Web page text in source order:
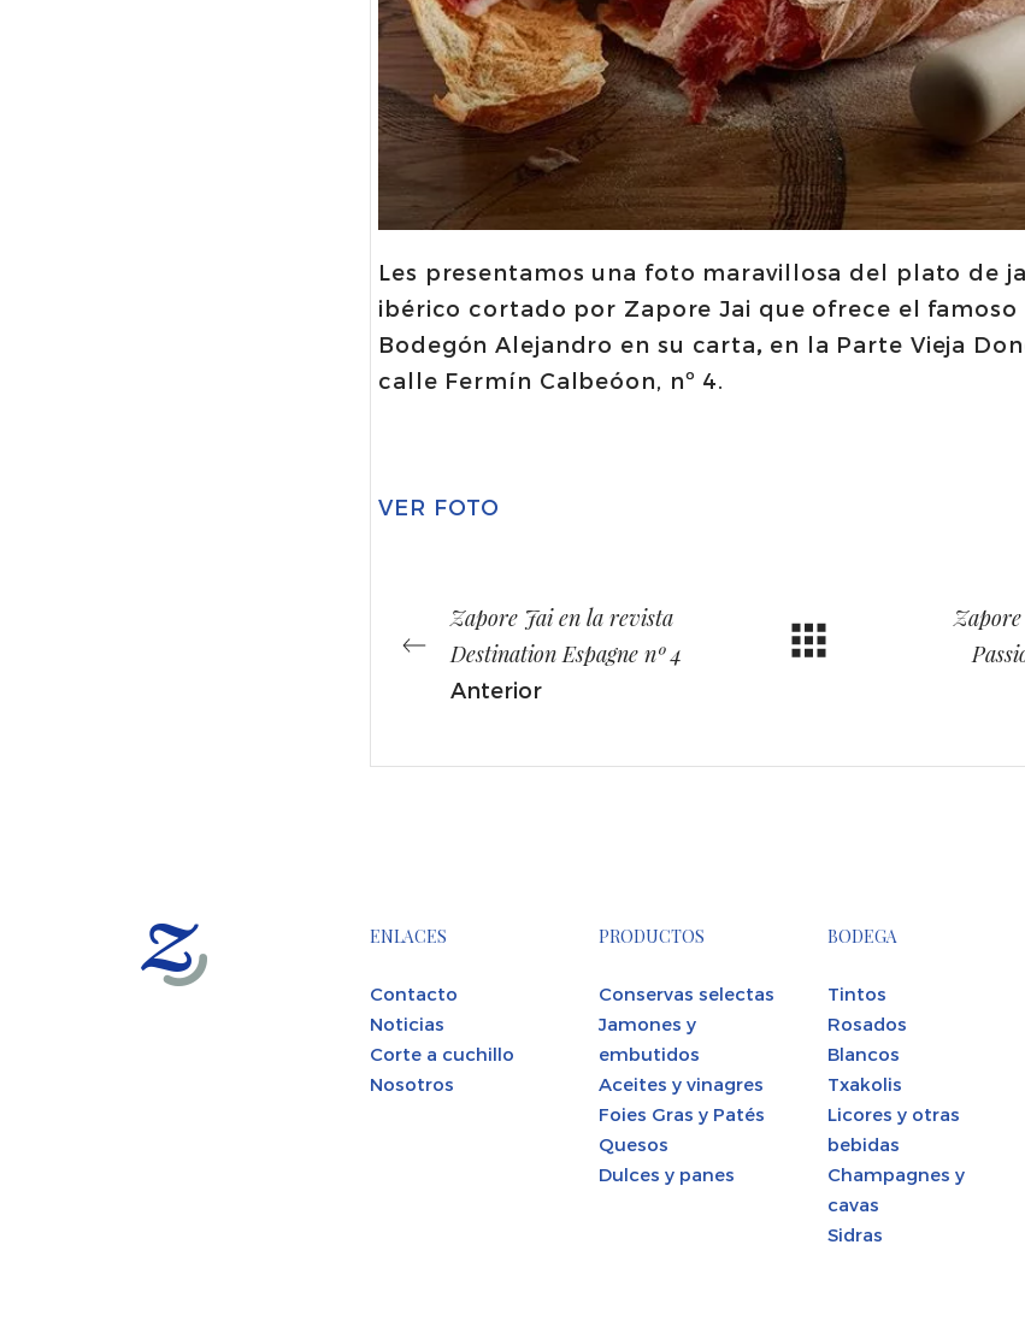
Les presentamos una foto maravillosa del plato de
ibérico cortado por Zapore Jai que ofrece el
Bodegón Alejandro en su carta, en la Parte Vieja
calle Fermín Calbeóon, nº 4.
VER FOTO
Zapore Jai en la revista
Destination Espagne nº 4
Anterior
ENLACES
Contacto
Noticias
Corte a cuchillo
Nosotros
PRODUCTOS
Conservas selectas
Jamones y
embutidos
Aceites y vinagres
Foies Gras y Patés
Quesos
Dulces y panes
BODEGA
Tintos
Rosados
Blancos
Txakolis
Licores y otras
bebidas
Champagnes y
cavas
Sidras